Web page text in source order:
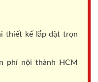
thiết kế lắp đặt trọn
phí nội thành HCM